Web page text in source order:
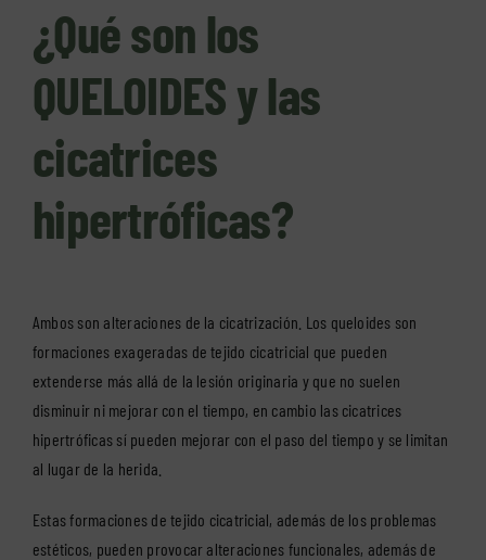
¿Qué son los
QUELOIDES y las
cicatrices
hipertróficas?
Ambos son alteraciones de la cicatrización. Los queloides son
formaciones exageradas de tejido cicatricial que pueden
extenderse más allá de la lesión originaria y que no suelen
disminuir ni mejorar con el tiempo, en cambio las cicatrices
hipertróficas sí pueden mejorar con el paso del tiempo y se limitan
al lugar de la herida.
Estas formaciones de tejido cicatricial, además de los problemas
estéticos, pueden provocar alteraciones funcionales, además de